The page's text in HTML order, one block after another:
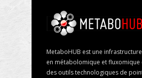
MetaboHUB est une
en métabolomique et
des outils technologiques de